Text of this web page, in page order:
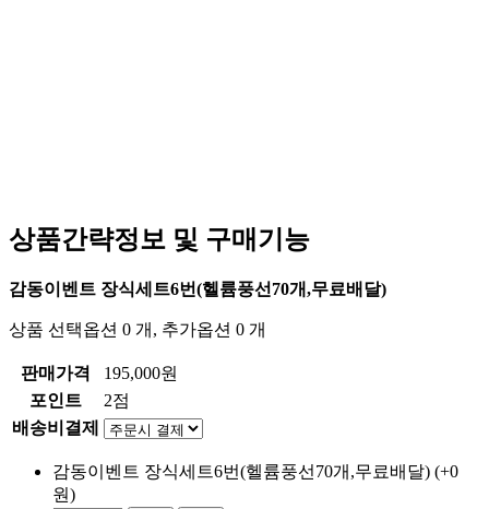
상품간략정보 및 구매기능
감동이벤트 장식세트6번(헬륨풍선70개,무료배달)
상품 선택옵션 0 개, 추가옵션 0 개
판매가격
195,000원
포인트
2점
배송비결제
감동이벤트 장식세트6번(헬륨풍선70개,무료배달) (+0
원)